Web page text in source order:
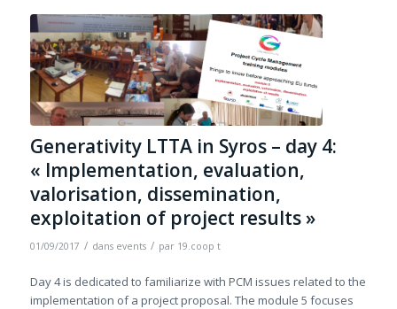
Generativity LTTA in Syros – day 4:
« Implementation, evaluation,
valorisation, dissemination,
exploitation of project results »
01/09/2017 / dans events / par 19.coop t
Day 4 is dedicated to familiarize with PCM issues related to the
implementation of a project proposal. The module 5 focuses